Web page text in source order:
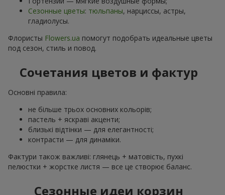
Сезонные цветы: тюльпаны, нарциссы, астры,
гладиолусы.
Флористы Flowers.ua помогут подобрать идеальные цветы
под сезон, стиль и повод.
Сочетания цветов и фактур
Основні правила:
не більше трьох основних кольорів;
пастель + яскраві акценти;
близькі відтінки — для елегантності;
контрасти — для динаміки.
Фактури також важливі: глянець + матовість, пухкі
пелюстки + жорстке листя — все це створює баланс.
Сезонные идеи корзин